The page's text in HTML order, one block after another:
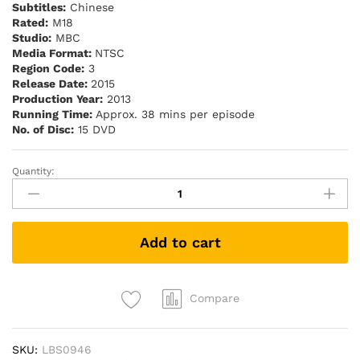
Subtitles: Chinese
Rated: M18
Studio: MBC
Media Format: NTSC
Region Code: 3
Release Date: 2015
Production Year: 2013
Running Time: Approx. 38 mins per episode
No. of Disc: 15 DVD
Princess
Aurora
歐
若
公
–
Quantity:
Add to cart
Compare
SKU: LBS0946